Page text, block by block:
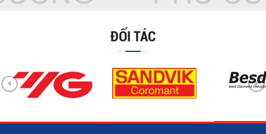
ĐỐI TÁC